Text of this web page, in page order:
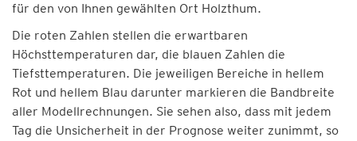
für den von Ihnen gewählten Ort Holzthum.
Die roten Zahlen stellen die erwartbaren
Höchsttemperaturen dar, die blauen Zahlen die
Tiefsttemperaturen. Die jeweiligen Bereiche in hellem
Rot und hellem Blau darunter markieren die Bandbreite
aller Modellrechnungen. Sie sehen also, dass mit jedem
Tag die Unsicherheit in der Prognose weiter zunimmt, so